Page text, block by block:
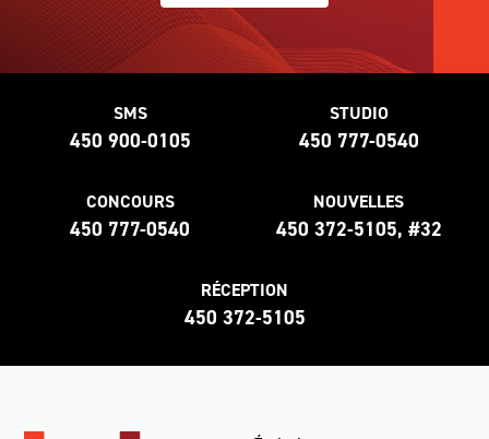
SMS
450 900-0105
STUDIO
450 777-0540
CONCOURS
450 777-0540
NOUVELLES
450 372-5105, #32
RÉCEPTION
450 372-5105